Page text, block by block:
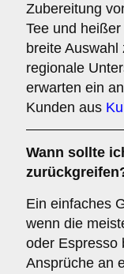
Zubereitung
Tee und
breite
regionale
erwarten ein
Kunden aus
Wann sollte
Ein einfaches
wenn die
oder Espresso
Ansprüche an